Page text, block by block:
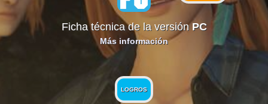
Ficha técnica de la versiónPC
Más información
LOGROS